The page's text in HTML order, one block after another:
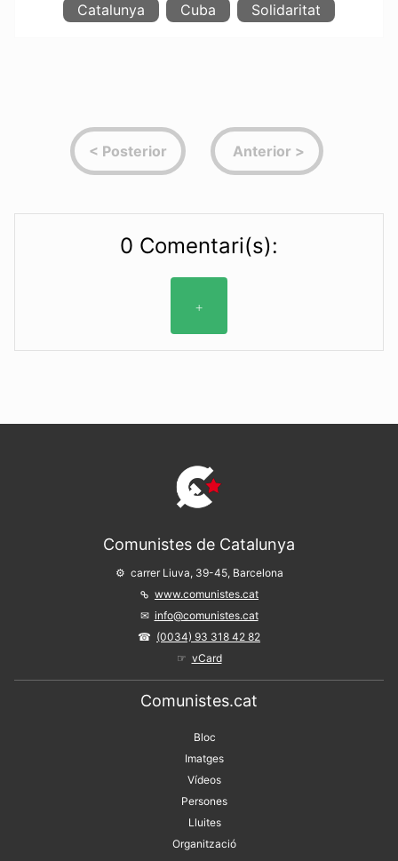
Catalunya Cuba Solidaritat
0 Comentari(s):
+
Comunistes de Catalunya
carrer Liuva, 39-45, Barcelona
www.comunistes.cat
info@comunistes.cat
(0034) 93 318 42 82
vCard
Comunistes.cat
Bloc
Imatges
Vídeos
Persones
Lluites
Organització